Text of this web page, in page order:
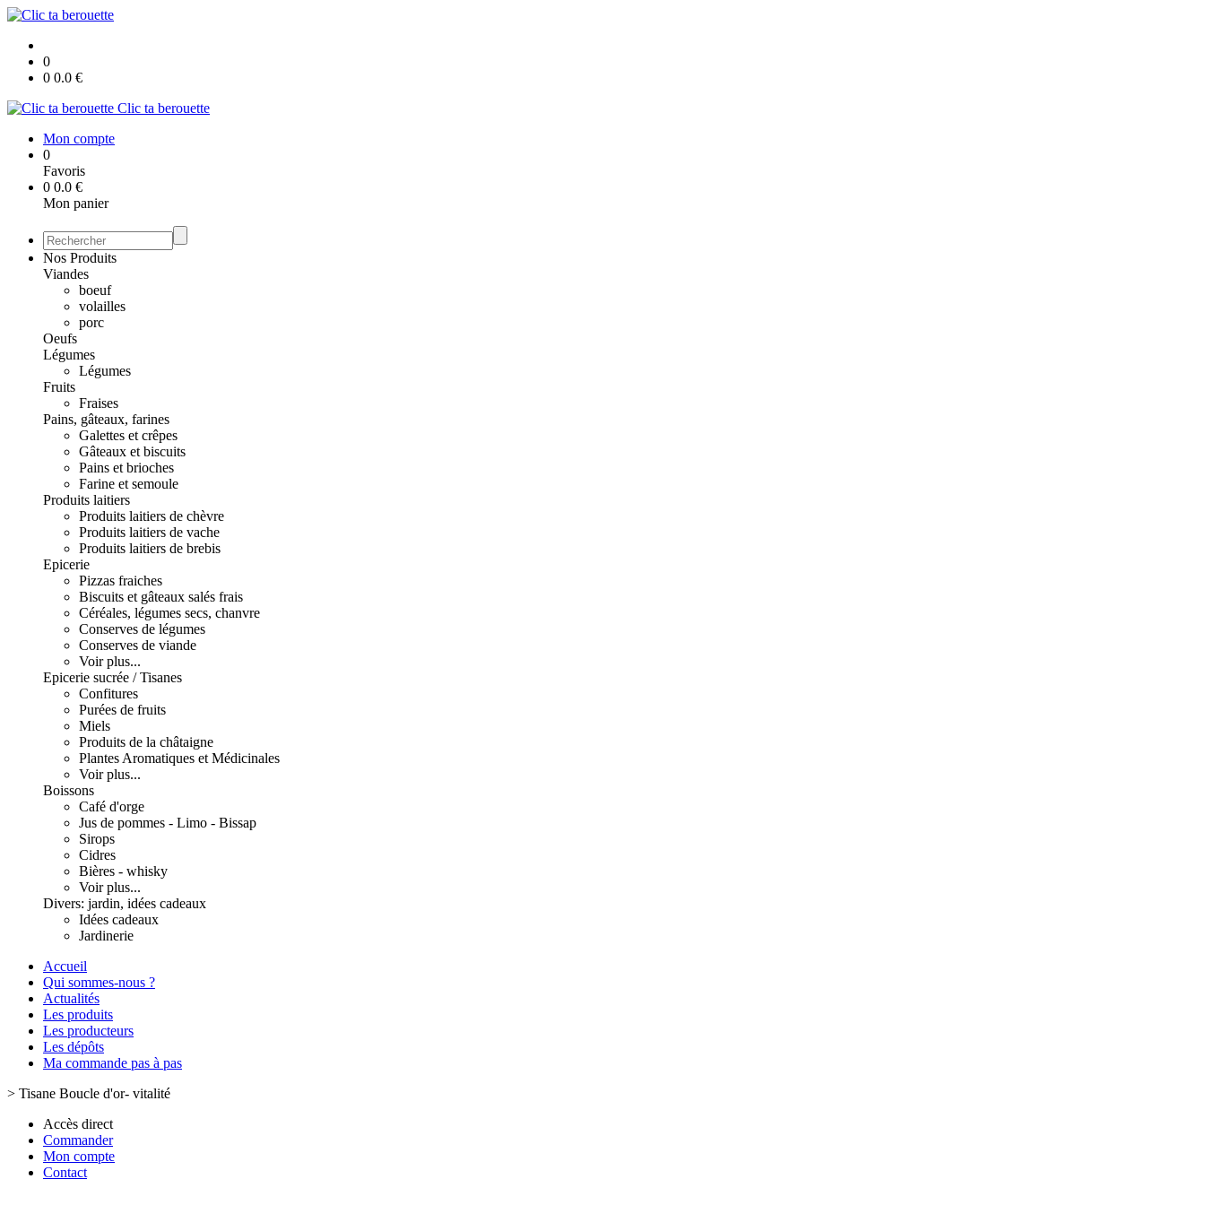
0
0 0.0 €
Clic ta berouette
Mon compte
0
Favoris
0 0.0 €
Mon panier
Nos Produits
Viandes
boeuf
volailles
porc
Oeufs
Légumes
Légumes
Fruits
Fraises
Pains, gâteaux, farines
Galettes et crêpes
Gâteaux et biscuits
Pains et brioches
Farine et semoule
Produits laitiers
Produits laitiers de chèvre
Produits laitiers de vache
Produits laitiers de brebis
Epicerie
Pizzas fraiches
Biscuits et gâteaux salés frais
Céréales, légumes secs, chanvre
Conserves de légumes
Conserves de viande
Voir plus...
Epicerie sucrée / Tisanes
Confitures
Purées de fruits
Miels
Produits de la châtaigne
Plantes Aromatiques et Médicinales
Voir plus...
Boissons
Café d'orge
Jus de pommes - Limo - Bissap
Sirops
Cidres
Bières - whisky
Voir plus...
Divers: jardin, idées cadeaux
Idées cadeaux
Jardinerie
Accueil
Qui sommes-nous ?
Actualités
Les produits
Les producteurs
Les dépôts
Ma commande pas à pas
> Tisane Boucle d'or- vitalité
Accès direct
Commander
Mon compte
Contact